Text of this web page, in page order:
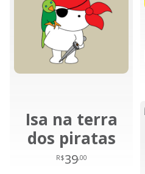
Isa na terra
dos piratas
R$39,00